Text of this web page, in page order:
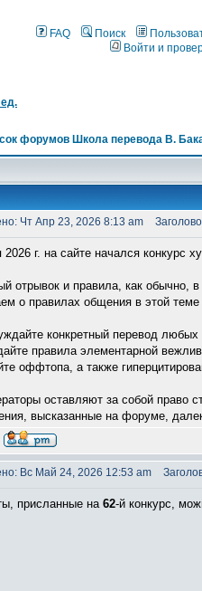
FAQ Поиск
Войти и
форумов Школа перевода В.
Чт Апр 23, 2026 8:13 am
2026 г. на сайте начался конкурс
отрывок и правила, как обычно,
о правилах общения в этой
конкретный перевод любых
правила элементарной
оффтопа, а также
оставляют за собой право
высказанные на форуме,
Вс Май 24, 2026 12:53 am
присланные на62-й конкурс,